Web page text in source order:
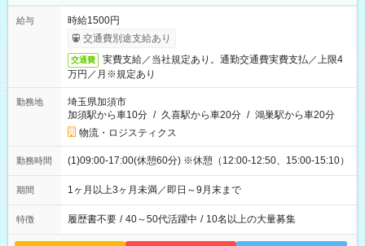
給与
時給1500円
交通費別途支給あり
交通費
実費支給／当社規定あり。通勤交通費実費支払／上限4
万円／月※規定あり
勤務地
埼玉県加須市
加須駅から車10分 / 久喜駅から車20分 / 鴻巣駅から車20分
物流・ロジスティクス
勤務時間 (1)09:00-17:00(休憩60分) ※休憩（12:00-12:50、15:00-15:10）
期間 1ヶ月以上3ヶ月未満／即日～9月末まで
特徴 履歴書不要 / 40～50代活躍中 / 10名以上の大量募集